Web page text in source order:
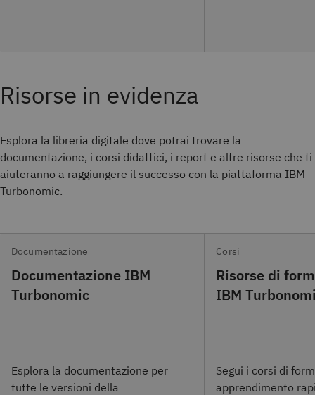
Risorse in evidenza
Esplora la libreria digitale dove potrai trovare la
documentazione, i corsi didattici, i report e altre risorse che ti
aiuteranno a raggiungere il successo con la piattaforma IBM
Turbonomic.
Documentazione
Documentazione IBM
Turbonomic
Esplora la documentazione per
tutte le versioni della
Corsi
Risorse di
IBM
Segui i corsi di
apprendimento